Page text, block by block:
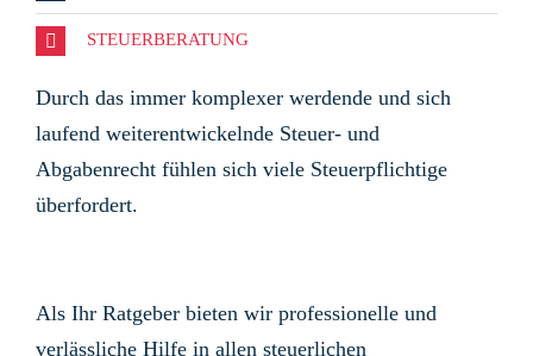
STEUERBERATUNG
Durch das immer komplexer werdende und sich
laufend weiterentwickelnde Steuer- und
Abgabenrecht fühlen sich viele Steuerpflichtige
überfordert.
Als Ihr Ratgeber bieten wir professionelle und
verlässliche Hilfe in allen steuerlichen